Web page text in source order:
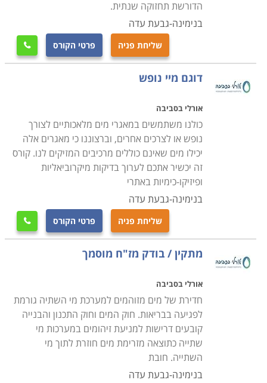
הדורשת תחזוקה שנתית.
בנימינה-גבעת עדה
שליחת פניה פרטי הקורס 
דוגם מיי נופש
אורלי בסביבה
כולנו משתמשים במאגרי מים מלאכותיים לצורך
נופש או לצרכים אחרים, וברצוננו כי מאגרים אלה
יכילו מים שאינם כוללים מרכיבים המזיקים לנו. קורס
זה יכשיר אתכם לערוך בדיקות מיקרוביאליות
ופיזיקו-כימיות באתרי
בנימינה-גבעת עדה
שליחת פניה פרטי הקורס 
מתקין / בודק מז"ח מוסמך
אורלי בסביבה
חדירת של מים מזוהמים למערכת מי השתיה גורמת
לפגיעה בבריאות. חוק המים וחוק התכנון והבנייה
קובעים דרישות למניעת זיהומים במערכות מי
שתייה כתוצאה מזרימת מים חוזרת לתוך מי
השתייה. חובת
בנימינה-גבעת עדה